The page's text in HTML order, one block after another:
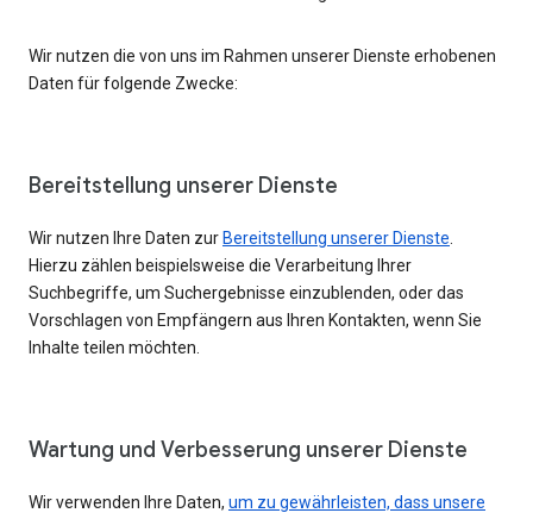
Wir nutzen die von uns im Rahmen unserer Dienste erhobenen
Daten für folgende Zwecke:
Bereitstellung unserer Dienste
Wir nutzen Ihre Daten zur Bereitstellung unserer Dienste
Hierzu zählen beispielsweise die Verarbeitung Ihrer
Suchbegriffe, um Suchergebnisse einzublenden, oder das
Vorschlagen von Empfängern aus Ihren Kontakten, wenn Sie
Inhalte teilen möchten.
Wartung und Verbesserung unserer Dienste
Wir verwenden Ihre Daten, um zu gewährleisten, dass unsere